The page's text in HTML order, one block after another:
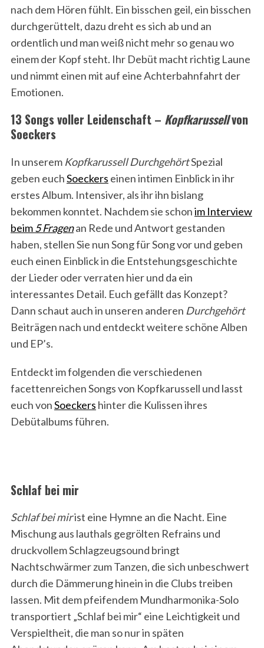
nach dem Hören fühlt. Ein bisschen geil, ein bisschen
durchgerüttelt, dazu dreht es sich ab und an
ordentlich und man weiß nicht mehr so genau wo
einem der Kopf steht. Ihr Debüt macht richtig Laune
und nimmt einen mit auf eine Achterbahnfahrt der
Emotionen.
13 Songs voller Leidenschaft – Kopfkarussellvon
Soeckers
In unserem Kopfkarussell DurchgehörtSpezial
geben euchSoeckers einen intimen Einblick in ihr
erstes Album. Intensiver, als ihr ihn bislang
bekommen konntet. Nachdem sie schonim Interview
beim5 Fragenan Rede und Antwort gestanden
haben, stellen Sie nun Song für Song vor und geben
euch einen Einblick in die Entstehungsgeschichte
der Lieder oder verraten hier und da ein
interessantes Detail. Euch gefällt das Konzept?
Dann schaut auch in unseren anderen Durchgehört
Beiträgen nach und entdeckt weitere schöne Alben
und EP’s.
Entdeckt im folgenden die verschiedenen
facettenreichen Songs von Kopfkarussell und lasst
euch vonSoeckers hinter die Kulissen ihres
Debütalbums führen.
Schlaf bei mir
Schlaf bei mirist eine Hymne an die Nacht. Eine
Mischung aus lauthals gegrölten Refrains und
druckvollem Schlagzeugsound bringt
Nachtschwärmer zum Tanzen, die sich unbeschwert
durch die Dämmerung hinein in die Clubs treiben
lassen. Mit dem pfeifendem Mundharmonika-Solo
transportiert „Schlaf bei mir“ eine Leichtigkeit und
Verspieltheit, die man so nur in späten